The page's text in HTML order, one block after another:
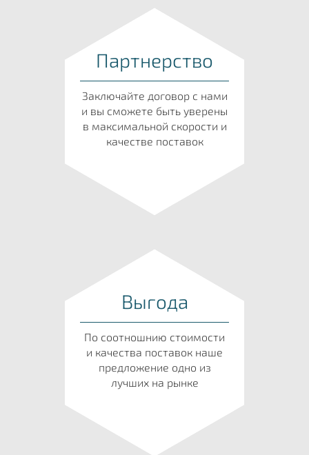
Партнерство
Заключайте договор с нами
и вы сможете быть уверены
в максимальной скорости и
качестве поставок
Выгода
По соотношнию стоимости
и качества поставок наше
предложение одно из
лучших на рынке